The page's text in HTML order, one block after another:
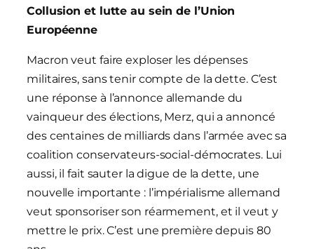
Collusion et lutte au sein de l’Union
Européenne
Macron veut faire exploser les dépenses
militaires, sans tenir compte de la dette. C’est
une réponse à l’annonce allemande du
vainqueur des élections, Merz, qui a annoncé
des centaines de milliards dans l’armée avec sa
coalition conservateurs-social-démocrates. Lui
aussi, il fait sauter la digue de la dette, une
nouvelle importante : l’impérialisme allemand
veut sponsoriser son réarmement, et il veut y
mettre le prix. C’est une première depuis 80